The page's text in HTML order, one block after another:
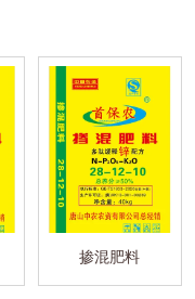
掺混肥料